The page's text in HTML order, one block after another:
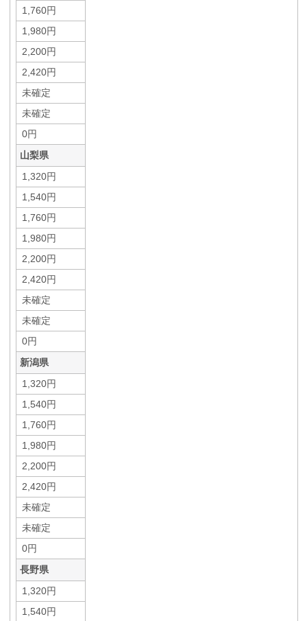
1,760円
1,980円
2,200円
2,420円
未確定
未確定
0円
山梨県
1,320円
1,540円
1,760円
1,980円
2,200円
2,420円
未確定
未確定
0円
新潟県
1,320円
1,540円
1,760円
1,980円
2,200円
2,420円
未確定
未確定
0円
長野県
1,320円
1,540円